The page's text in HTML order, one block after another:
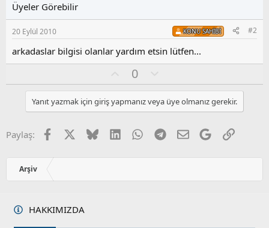
Üyeler Görebilir
20 Eylül 2010 KONU SAHIBI #2
arkadaslar bilgisi olanlar yardım etsin lütfen...
y
l
a
0
l
u
m
u
z
o
l
Yanıt yazmak için giriş yapmanız veya üye olmanız gerekir.
Paylaş: Facebook BlueskyLinkedInWhatsApp
Telegram
E-postaGoogleLink
Arşiv
HAKKIMIZDA